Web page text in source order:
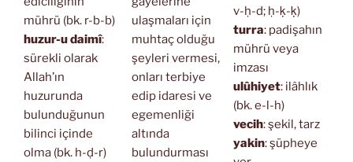
mührü (bk. r-b-b)
huzur-u daimî:
sürekli olarak
Allah’ın
huzurunda
bulunduğunun
bilinci içinde
olma (bk. h-ḍ-r)
ulaşmaları için
muhtaç olduğu
şeyleri vermesi,
onları terbiye
edip idaresi ve
egemenliği
altında
bulundurması
v-ḥ-d; ḥ-ḳ-ḳ)
turra: padişahın
mührü veya
imzası
ulûhiyet: ilâhlık
(bk. e-l-h)
vecih: şekil, tarz
yakin: şüpheye